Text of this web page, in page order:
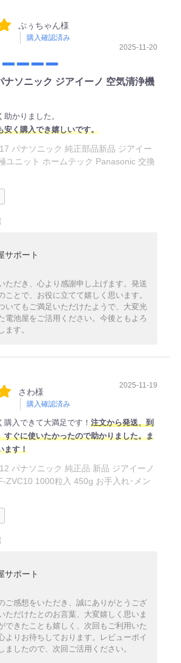
ぷぅちゃん様
購入確認済み
2025-11-20
ナソニック ジアイーノ 空気清浄機
かりました。
安く購入でき嬉しいです。
パナソニック 純正部品新品 ジアイー
ユニット ホームテック Panasonic 交換
サポート
ただき、心より感謝申し上げます。発送
ことで、お役に立てて嬉しく思います。
いてもご満足いただけたようで、大変光
電池屋をご活用ください。今後ともよろ
ます。
さわ様
購入確認済み
2025-11-19
購入できて大満足です！ 注文から発送、到
すぐに使いたかったので助かりました。ま
ます！
パナソニック 純正品 新品 ジアイーノ
ZVC10 1000粒入 450g お手入れ･メン
サポート
ご感想をいただき、誠にありがとうござ
ただけたとのお言葉、大変嬉しく思いま
できたことも嬉しく、次回もご利用いた
よりお待ちしております。レビューポイ
ましたので、次回ご活用ください。